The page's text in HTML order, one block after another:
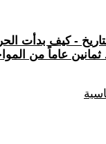
- كيف بدأت
ثمانين عاماً من